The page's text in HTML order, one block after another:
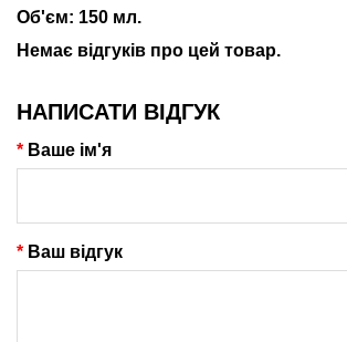
Об'єм: 150 мл.
Немає відгуків про цей товар.
НАПИСАТИ ВІДГУК
Ваше ім'я
Ваш відгук